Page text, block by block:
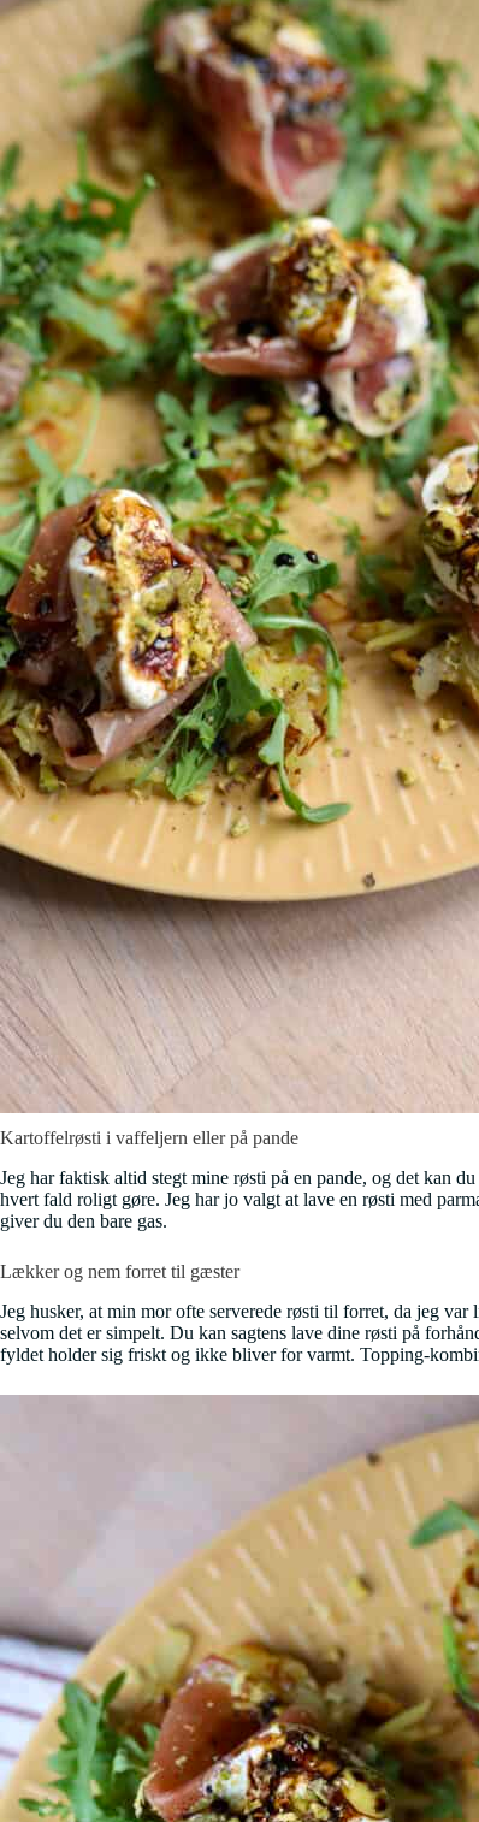
Kartoffelrøsti i vaffeljern eller på pande
Jeg har faktisk altid stegt mine røsti på en pande, og det kan
hvert fald roligt gøre. Jeg har jo valgt at lave en røsti med
giver du den bare gas.
Lækker og nem forret til gæster
Jeg husker, at min mor ofte serverede røsti til forret, da jeg
selvom det er simpelt. Du kan sagtens lave dine røsti på
fyldet holder sig friskt og ikke bliver for varmt. Topping-